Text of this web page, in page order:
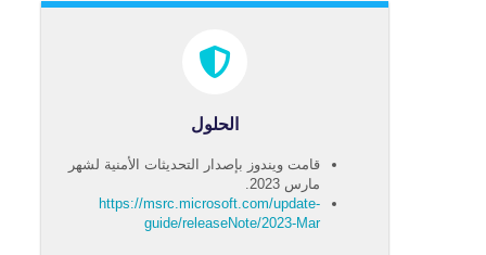
الحلول
قامت ويندوز بإصدار التحديثات الأمنية لشهر
مارس 2023.
https://msrc.microsoft.com/update-
guide/releaseNote/2023-Mar